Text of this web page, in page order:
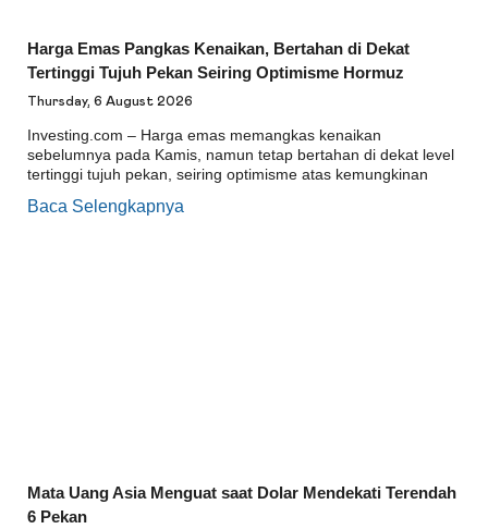
Harga Emas Pangkas Kenaikan, Bertahan di Dekat
Tertinggi Tujuh Pekan Seiring Optimisme Hormuz
Thursday, 6 August 2026
Investing.com – Harga emas memangkas kenaikan
sebelumnya pada Kamis, namun tetap bertahan di dekat level
tertinggi tujuh pekan, seiring optimisme atas kemungkinan
Baca Selengkapnya
Mata Uang Asia Menguat saat Dolar Mendekati Terendah
6 Pekan